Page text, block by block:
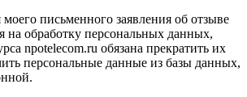
письменного заявления об отзыве
на обработку персональных данных,
npotelecom.ru обязана прекратить их
персональные данные из базы данных,